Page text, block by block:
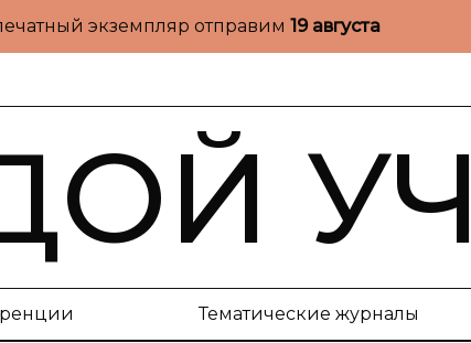
экземпляр отправим 19 августа
Тематические журналы